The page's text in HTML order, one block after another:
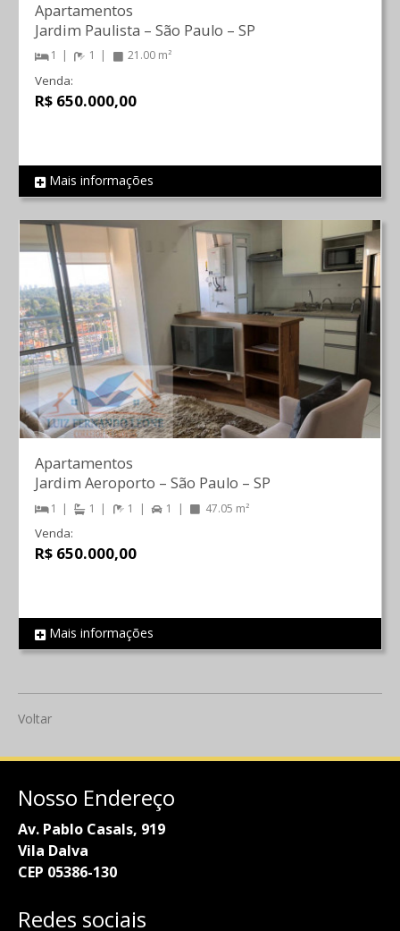
REF 825
Apartamentos
Jardim Paulista – São Paulo – SP
1 1 21.00 m²
Venda:
R$ 650.000,00
Mais informações
REF 632
Apartamentos
Jardim Aeroporto – São Paulo – SP
1 1 1 1 47.05 m²
Venda:
R$ 650.000,00
Mais informações
Voltar
Nosso Endereço
Av. Pablo Casals, 919
Vila Dalva
CEP 05386-130
Redes sociais